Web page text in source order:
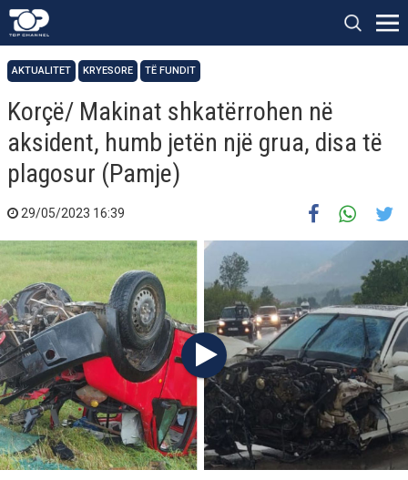
AKTUALITET KRYESORE TË FUNDIT
Korçë/ Makinat shkatërrohen në
aksident, humb jetën një grua, disa të
plagosur (Pamje)
29/05/2023 16:39